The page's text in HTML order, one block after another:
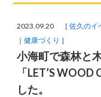
2023.09.20 ［佐久のイ
健康づくり ］
小海町で森林と
「LET’S
した。